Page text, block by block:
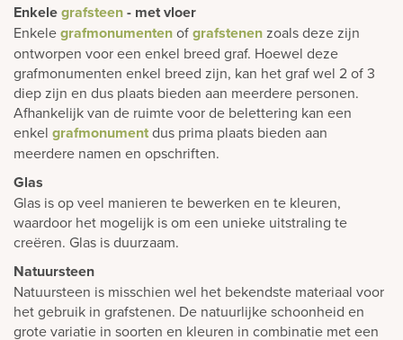
Enkelegrafsteen- met vloer
Enkelegrafmonumentenofgrafstenenzoals deze zijn
ontworpen voor een enkel breed graf. Hoewel deze
grafmonumenten enkel breed zijn, kan het graf wel 2 of 3
diep zijn en dus plaats bieden aan meerdere personen.
Afhankelijk van de ruimte voor de belettering kan een
enkel grafmonumentdus prima plaats bieden aan
meerdere namen en opschriften.
Glas
Glas is op veel manieren te bewerken en te kleuren,
waardoor het mogelijk is om een unieke uitstraling te
creëren. Glas is duurzaam.
Natuursteen
Natuursteen is misschien wel het bekendste materiaal voor
het gebruik in grafstenen. De natuurlijke schoonheid en
grote variatie in soorten en kleuren in combinatie met een